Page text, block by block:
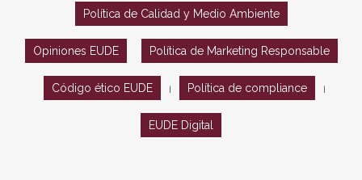
Política de Calidad y Medio Ambiente
Opiniones EUDE Política de Marketing Responsable
Código ético EUDE Política de compliance
EUDE Digital